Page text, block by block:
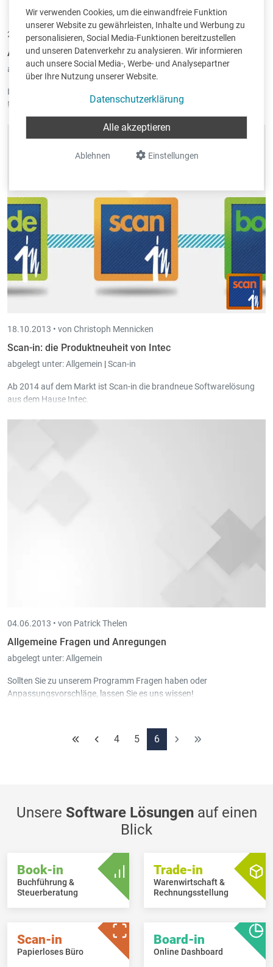
Wir verwenden Cookies, um die einwandfreie Funktion
unserer Website zu gewährleisten, Inhalte und Werbung zu
personalisieren, Social Media-Funktionen bereitzustellen
und unseren Datenverkehr zu analysieren. Wir informieren
auch unsere Social Media-, Werbe- und Analysepartner
über Ihre Nutzung unserer Website.
Datenschutzerklärung
Einstellungen
Ablehnen
Alle akzeptieren
24.10.2013 •von Christoph Mennicken
Artikel über Scan-in im GrenzEcho
abgelegt unter:Allgemein|Scan-in
In der Ausgabe des GrenzEcho vom 24.10.2013 erschien eine
Reportage zur Entstehung vonScan-in, unser neues Produkt für das
papierlose Büro.
18.10.2013 • von Christoph Mennicken
Scan-in: die Produktneuheit von Intec
abgelegt unter:Allgemein |Scan-in
Ab 2014 auf dem Markt ist Scan-in die brandneue Softwarelösung
aus dem Hause Intec.
Für weitere Informationen zu Scan-in sehen Sie sichdie Webseitean
04.06.2013 • von Patrick Thelen
Allgemeine Fragen und Anregungen
abgelegt unter:Allgemein
Sollten Sie zu unserem Programm Fragen haben oder
Anpassungsvorschläge, lassen Sie es uns wissen!
4 5 6
Unsere Software Lösungenauf einen
Blick
Book-in
Buchführung &
Steuerberatung
Trade-in
Warenwirtschaft &
Rechnungsstellung
Scan-in
Papierloses Büro
Board-in
Online Dashboard